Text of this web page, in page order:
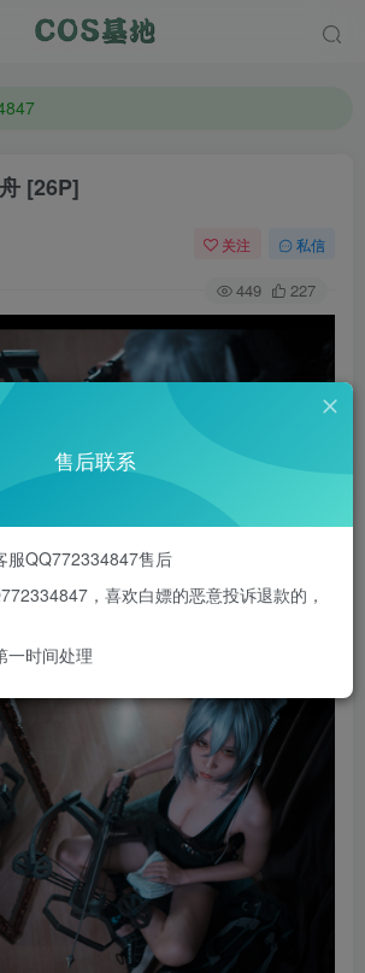
《趣画刊》，实时查看最新站点。
[26P]
关注 私信
449 227
售后联系
服QQ772334847售后
，喜欢白嫖的恶意投诉退款的，
一时间处理